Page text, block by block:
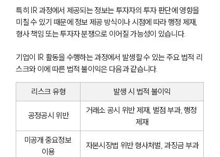
특히 IR 과정에서 제공되는 정보는 투자자의 투자 판단에 영향을
미칠 수 있기 때문에 정보 제공 방식이나 시점에 따라 행정 제재,
형사 책임 또는 투자자 분쟁으로 이어질 가능성이 있습니다.
기업이 IR 활동을 수행하는 과정에서 발생할 수 있는 주요 법적 리
스크와 이에 따른 법적 불이익은 다음과 같습니다.
리스크 유형 발생 시 법적 불이익
공정공시 위반
거래소 공시 위반 제재, 벌점 부과, 행정
제재
미공개 중요정보
이용
자본시장법 위반 형사처벌, 과징금 부과